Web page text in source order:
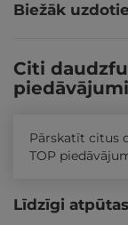
Biežāk
Citi
Pārskatīt citus
TOP
Līdzīgi